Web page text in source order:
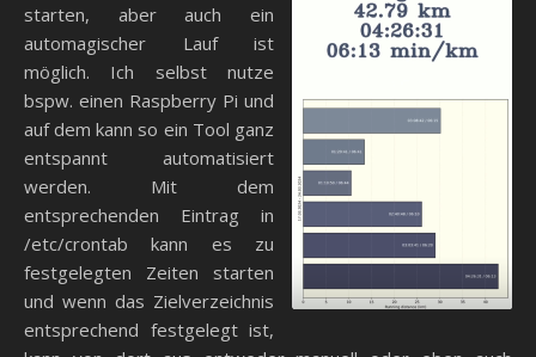
starten, aber auch ein
automagischer Lauf ist
möglich. Ich selbst nutze
bspw. einen Raspberry Pi und
auf dem kann so ein Tool ganz
entspannt automatisiert
werden. Mit dem
entsprechenden Eintrag in
/etc/crontab kann es zu
festgelegten Zeiten starten
und wenn das Zielverzeichnis
entsprechend festgelegt ist,